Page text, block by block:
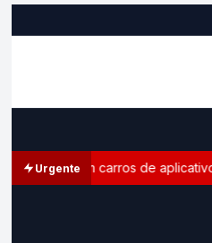
Urgente
em carros de aplicativo